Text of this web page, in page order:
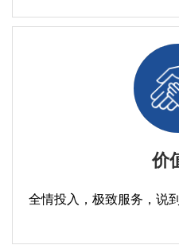
价
全情投入，极致服务，说